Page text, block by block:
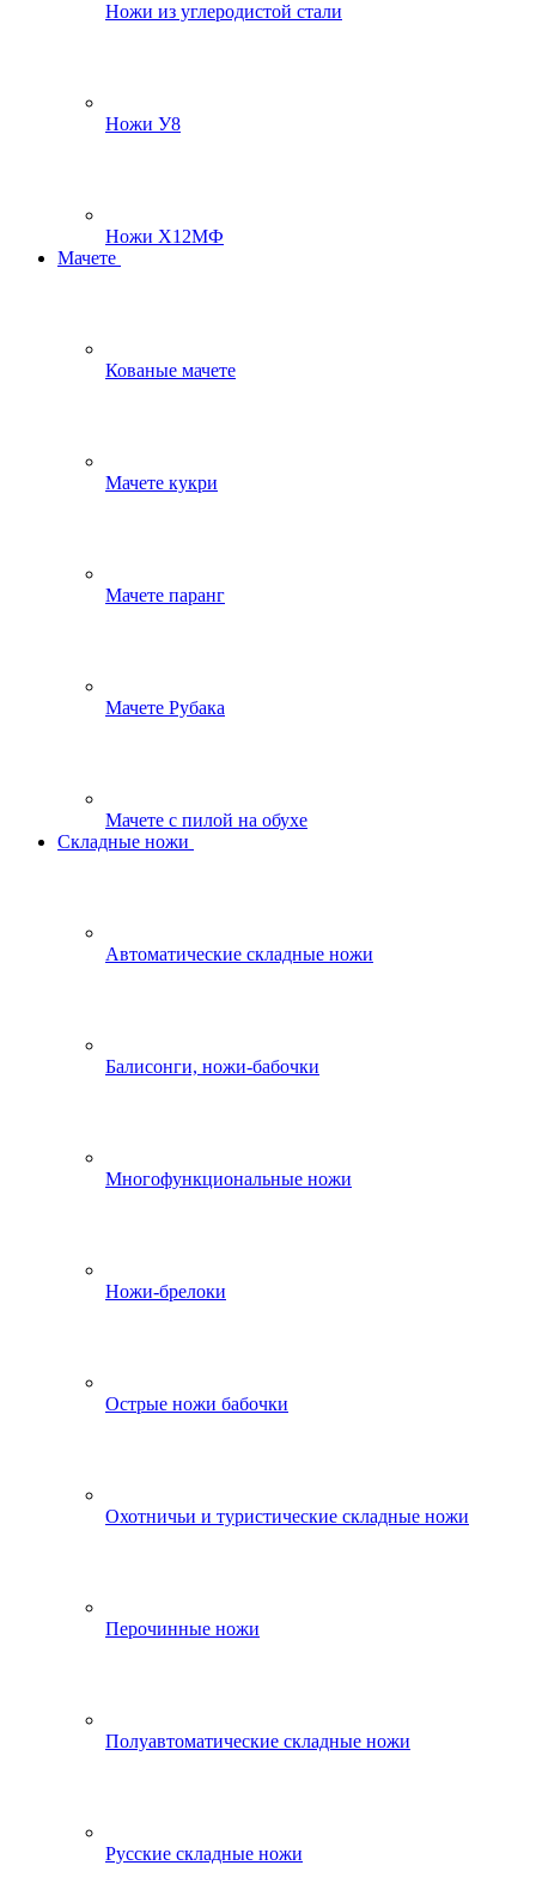
Ножи из углеродистой стали
Ножи У8
Ножи Х12МФ
Мачете
Кованые мачете
Мачете кукри
Мачете паранг
Мачете Рубака
Мачете с пилой на обухе
Складные ножи
Автоматические складные ножи
Балисонги, ножи-бабочки
Многофункциональные ножи
Ножи-брелоки
Острые ножи бабочки
Охотничьи и туристические складные ножи
Перочинные ножи
Полуавтоматические складные ножи
Русские складные ножи